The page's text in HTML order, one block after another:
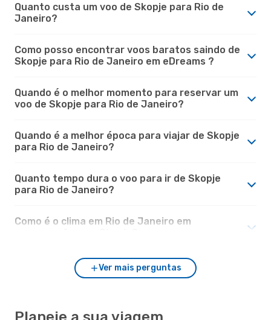
Quanto custa um voo de Skopje para Rio de
Janeiro?
Como posso encontrar voos baratos saindo de
Skopje para Rio de Janeiro em eDreams ?
Quando é o melhor momento para reservar um
voo de Skopje para Rio de Janeiro?
Quando é a melhor época para viajar de Skopje
para Rio de Janeiro?
Quanto tempo dura o voo para ir de Skopje
para Rio de Janeiro?
Como é o clima em Rio de Janeiro em
Ver mais perguntas